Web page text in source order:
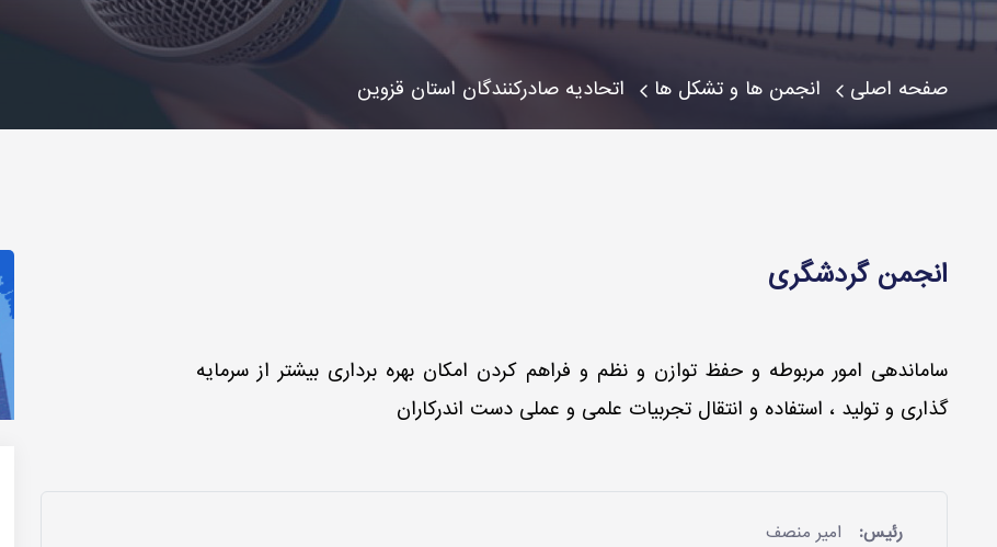
صفحه اصلی انجمن ها و تشکل ها اتحادیه صادرکنندگان استان قزوین
انجمن گردشگری
ساماندهی امور مربوطه و حفظ توازن و نظم و فراهم کردن امکان بهره برداری بیشتر از سرمایه
گذاری و تولید ، استفاده و انتقال تجربیات علمی و عملی دست اندرکاران
رئیس: امیر منصف